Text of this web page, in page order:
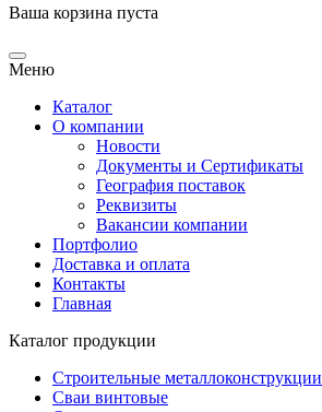
Ваша корзина пуста
Меню
Каталог
О компании
Новости
Документы и Сертификаты
География поставок
Реквизиты
Вакансии компании
Портфолио
Доставка и оплата
Контакты
Главная
Каталог продукции
Строительные металлоконструкции
Сваи винтовые